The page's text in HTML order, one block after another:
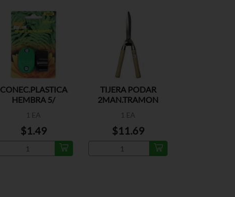
CONEC.PLASTICA
HEMBRA 5/
1 EA
$1.49
TIJERA PODAR
2MAN.TRAMON
1 EA
$11.69